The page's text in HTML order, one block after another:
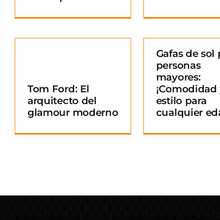
Tom Ford: El
arquitecto del
glamour moderno
¡Comodidad y
estilo para
cualquier edad!
Gafas de sol
personas
mayores:
¡Comodidad
estilo para
cualquier